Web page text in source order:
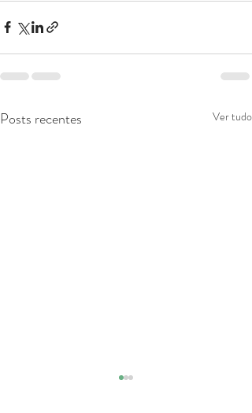
Posts recentes Ver tudo